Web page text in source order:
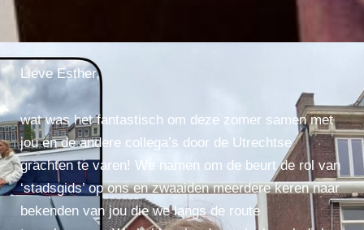
Lieve Esther,
wat was het fantastisch om deze zomer samen met
jou en de andere collega’s door de Utrechtse
grachten te varen! We namen om de beurt de rol van
‘stadsgids’ op ons en zwaaiden meerdere keren naar
bekenden van jou die we langs de route